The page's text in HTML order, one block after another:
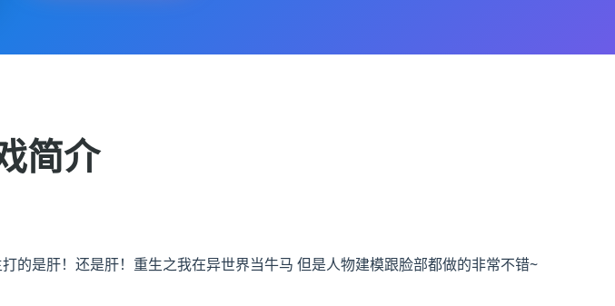
简介
是肝！还是肝！重生之我在异世界当牛马 但是人物建模跟脸部都做的非常不错~